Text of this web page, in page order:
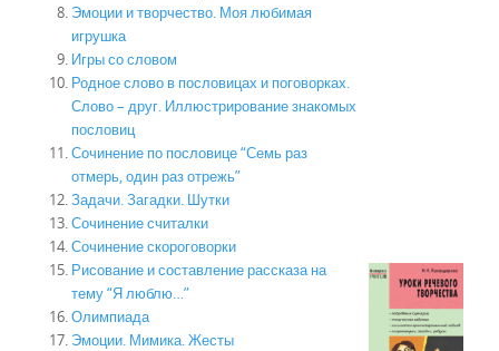
Эмоции и творчество. Моя любимая
игрушка
Игры со словом
Родное слово в пословицах и поговорках.
Слово – друг. Иллюстрирование знакомых
пословиц
Сочинение по пословице “Семь раз
отмерь, один раз отрежь”
Задачи. Загадки. Шутки
Сочинение считалки
Сочинение скороговорки
Рисование и составление рассказа на
тему “Я люблю…”
Олимпиада
Эмоции. Мимика. Жесты